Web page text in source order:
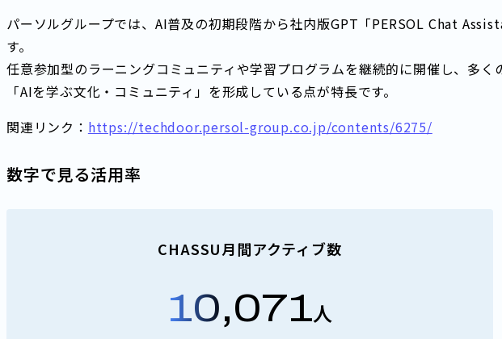
パーソルグループでは、AI普及の初期段階から社内版GPT「PERSOL Chat
す。
任意参加型のラーニングコミュニティや学習プログラムを継続的に開催し、多
「AIを学ぶ文化・コミュニティ」を形成している点が特長です。
関連リンク： https://techdoor.persol-group.co.jp/contents/6275/
数字で見る活用率
CHASSU月間アクティブ数
10,071人